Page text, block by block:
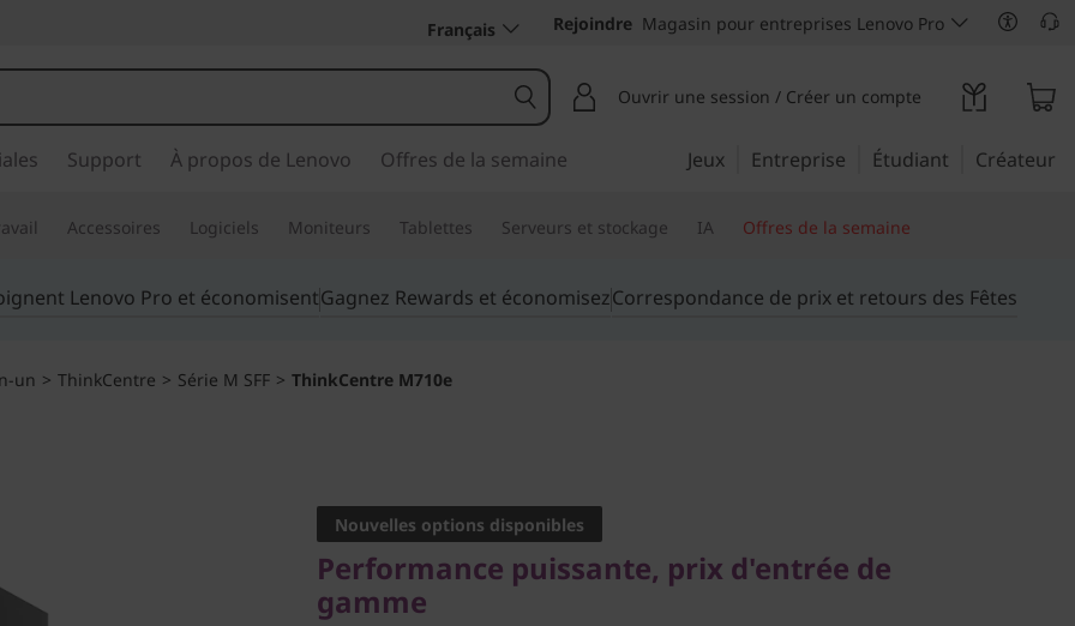
Français Rejoindre Magasin pour entreprises Lenovo Pro
Ouvrir une session / Créer un compte
Support À propos de Lenovo Offres de la semaine Jeux Entreprise Étudiant Créateur
Accessoires Logiciels Moniteurs Tablettes Serveurs et stockage IA Offres de la semaine
Lenovo Pro et économisentGagnez Rewards et économisezCorrespondance de prix et retours des Fêtes
un > ThinkCentre > Série M SFF > ThinkCentre M710e
gamme
ThinkCentre M710e
Nouvelles options disponibles
Performance puissante, prix d'entrée de
gamme